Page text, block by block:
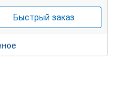
Быстрый заказ